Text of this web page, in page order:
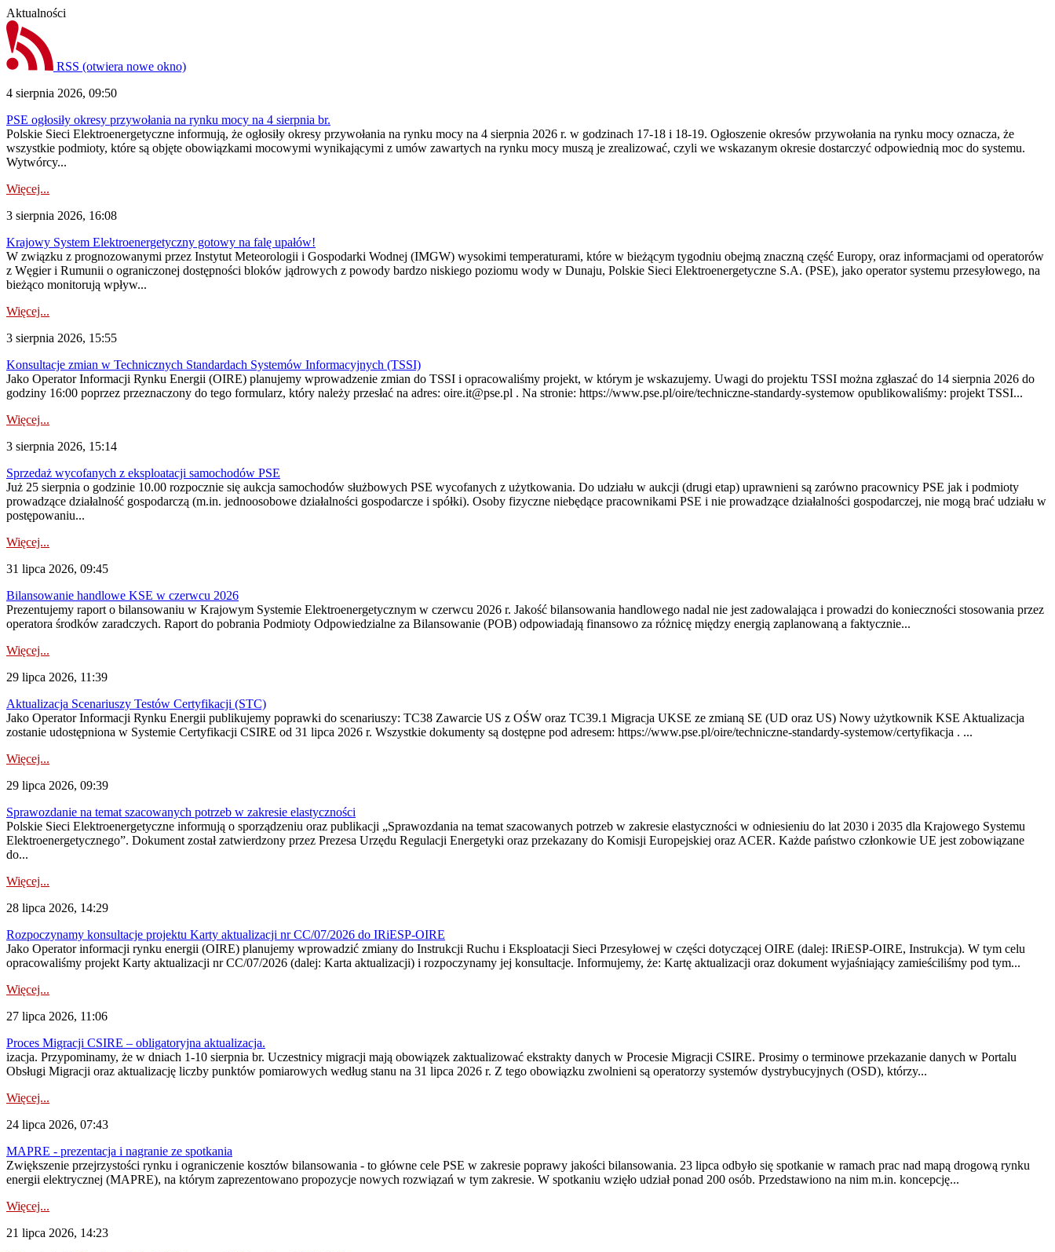
Aktualności
RSS (otwiera nowe okno)
4 sierpnia 2026, 09:50
PSE ogłosiły okresy przywołania na rynku mocy na 4 sierpnia br.
Polskie Sieci Elektroenergetyczne informują, że ogłosiły okresy przywołania na rynku mocy na 4 sierpnia 2026 r. w godzinach 17-18 i 18-19. Ogłoszenie okresów przywołania na rynku mocy oznacza, że
wszystkie podmioty, które są objęte obowiązkami mocowymi wynikającymi z umów zawartych na rynku mocy muszą je zrealizować, czyli we wskazanym okresie dostarczyć odpowiednią moc do systemu.
Wytwórcy...
Więcej...
3 sierpnia 2026, 16:08
Krajowy System Elektroenergetyczny gotowy na falę upałów!
W związku z prognozowanymi przez Instytut Meteorologii i Gospodarki Wodnej (IMGW) wysokimi temperaturami, które w bieżącym tygodniu obejmą znaczną część Europy, oraz informacjami od operatorów
z Węgier i Rumunii o ograniczonej dostępności bloków jądrowych z powody bardzo niskiego poziomu wody w Dunaju, Polskie Sieci Elektroenergetyczne S.A. (PSE), jako operator systemu przesyłowego, na
bieżąco monitorują wpływ...
Więcej...
3 sierpnia 2026, 15:55
Konsultacje zmian w Technicznych Standardach Systemów Informacyjnych (TSSI)
Jako Operator Informacji Rynku Energii (OIRE) planujemy wprowadzenie zmian do TSSI i opracowaliśmy projekt, w którym je wskazujemy. Uwagi do projektu TSSI można zgłaszać do 14 sierpnia 2026 do
godziny 16:00 poprzez przeznaczony do tego formularz, który należy przesłać na adres: oire.it@pse.pl . Na stronie: https://www.pse.pl/oire/techniczne-standardy-systemow opublikowaliśmy: projekt TSSI...
Więcej...
3 sierpnia 2026, 15:14
Sprzedaż wycofanych z eksploatacji samochodów PSE
Już 25 sierpnia o godzinie 10.00 rozpocznie się aukcja samochodów służbowych PSE wycofanych z użytkowania. Do udziału w aukcji (drugi etap) uprawnieni są zarówno pracownicy PSE jak i podmioty
prowadzące działalność gospodarczą (m.in. jednoosobowe działalności gospodarcze i spółki). Osoby fizyczne niebędące pracownikami PSE i nie prowadzące działalności gospodarczej, nie mogą brać udziału w
postępowaniu...
Więcej...
31 lipca 2026, 09:45
Bilansowanie handlowe KSE w czerwcu 2026
Prezentujemy raport o bilansowaniu w Krajowym Systemie Elektroenergetycznym w czerwcu 2026 r. Jakość bilansowania handlowego nadal nie jest zadowalająca i prowadzi do konieczności stosowania przez
operatora środków zaradczych. Raport do pobrania Podmioty Odpowiedzialne za Bilansowanie (POB) odpowiadają finansowo za różnicę między energią zaplanowaną a faktycznie...
Więcej...
29 lipca 2026, 11:39
Aktualizacja Scenariuszy Testów Certyfikacji (STC)
Jako Operator Informacji Rynku Energii publikujemy poprawki do scenariuszy: TC38 Zawarcie US z OŚW oraz TC39.1 Migracja UKSE ze zmianą SE (UD oraz US) Nowy użytkownik KSE Aktualizacja
zostanie udostępniona w Systemie Certyfikacji CSIRE od 31 lipca 2026 r. Wszystkie dokumenty są dostępne pod adresem: https://www.pse.pl/oire/techniczne-standardy-systemow/certyfikacja . ...
Więcej...
29 lipca 2026, 09:39
Sprawozdanie na temat szacowanych potrzeb w zakresie elastyczności
Polskie Sieci Elektroenergetyczne informują o sporządzeniu oraz publikacji „Sprawozdania na temat szacowanych potrzeb w zakresie elastyczności w odniesieniu do lat 2030 i 2035 dla Krajowego Systemu
Elektroenergetycznego”. Dokument został zatwierdzony przez Prezesa Urzędu Regulacji Energetyki oraz przekazany do Komisji Europejskiej oraz ACER. Każde państwo członkowie UE jest zobowiązane
do...
Więcej...
28 lipca 2026, 14:29
Rozpoczynamy konsultacje projektu Karty aktualizacji nr CC/07/2026 do IRiESP-OIRE
Jako Operator informacji rynku energii (OIRE) planujemy wprowadzić zmiany do Instrukcji Ruchu i Eksploatacji Sieci Przesyłowej w części dotyczącej OIRE (dalej: IRiESP-OIRE, Instrukcja). W tym celu
opracowaliśmy projekt Karty aktualizacji nr CC/07/2026 (dalej: Karta aktualizacji) i rozpoczynamy jej konsultacje. Informujemy, że: Kartę aktualizacji oraz dokument wyjaśniający zamieściliśmy pod tym...
Więcej...
27 lipca 2026, 11:06
Proces Migracji CSIRE – obligatoryjna aktualizacja.
izacja. Przypominamy, że w dniach 1-10 sierpnia br. Uczestnicy migracji mają obowiązek zaktualizować ekstrakty danych w Procesie Migracji CSIRE. Prosimy o terminowe przekazanie danych w Portalu
Obsługi Migracji oraz aktualizację liczby punktów pomiarowych według stanu na 31 lipca 2026 r. Z tego obowiązku zwolnieni są operatorzy systemów dystrybucyjnych (OSD), którzy...
Więcej...
24 lipca 2026, 07:43
MAPRE - prezentacja i nagranie ze spotkania
Zwiększenie przejrzystości rynku i ograniczenie kosztów bilansowania - to główne cele PSE w zakresie poprawy jakości bilansowania. 23 lipca odbyło się spotkanie w ramach prac nad mapą drogową rynku
energii elektrycznej (MAPRE), na którym zaprezentowano propozycje nowych rozwiązań w tym zakresie. W spotkaniu wzięło udział ponad 200 osób. Przedstawiono na nim m.in. koncepcję...
Więcej...
21 lipca 2026, 14:23